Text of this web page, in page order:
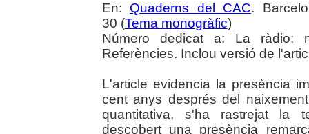
En: Quaderns del CAC.
30 (Tema monogràfic)
Número dedicat a: La ràdio:
Referències. Inclou versió de
L'article evidencia la presència
cent anys després del
quantitativa, s'ha rastrejat la
descobert una presència